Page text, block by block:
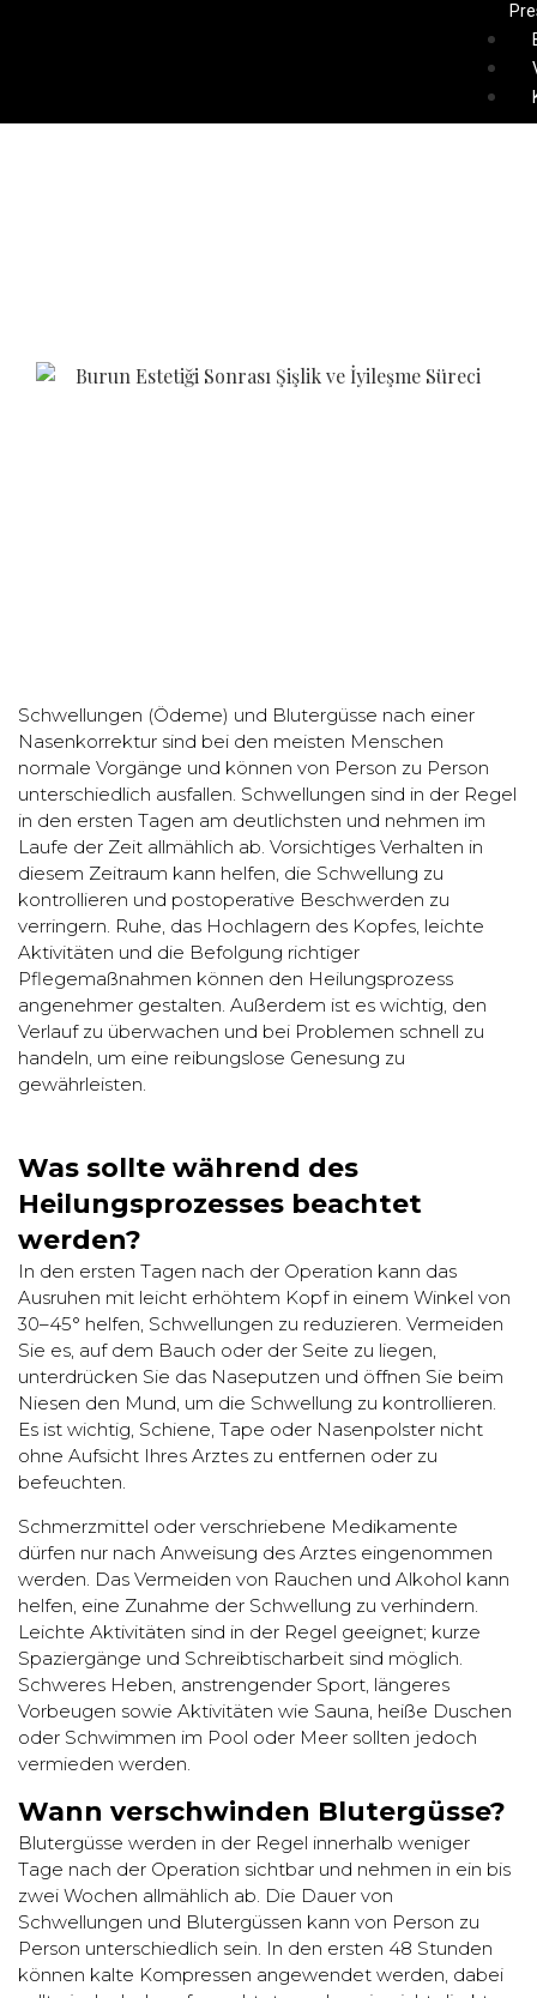
Schwellungen (Ödeme) und Blutergüsse nach einer
Nasenkorrektur sind bei den meisten Menschen
normale Vorgänge und können von Person zu Person
unterschiedlich ausfallen. Schwellungen sind in der Regel
in den ersten Tagen am deutlichsten und nehmen im
Laufe der Zeit allmählich ab. Vorsichtiges Verhalten in
diesem Zeitraum kann helfen, die Schwellung zu
kontrollieren und postoperative Beschwerden zu
verringern. Ruhe, das Hochlagern des Kopfes, leichte
Aktivitäten und die Befolgung richtiger
Pflegemaßnahmen können den Heilungsprozess
angenehmer gestalten. Außerdem ist es wichtig, den
Verlauf zu überwachen und bei Problemen schnell zu
handeln, um eine reibungslose Genesung zu
gewährleisten.
Was sollte während des
Heilungsprozesses beachtet
werden?
In den ersten Tagen nach der Operation kann das
Ausruhen mit leicht erhöhtem Kopf in einem Winkel von
30–45° helfen, Schwellungen zu reduzieren. Vermeiden
Sie es, auf dem Bauch oder der Seite zu liegen,
unterdrücken Sie das Naseputzen und öffnen Sie beim
Niesen den Mund, um die Schwellung zu kontrollieren.
Es ist wichtig, Schiene, Tape oder Nasenpolster nicht
ohne Aufsicht Ihres Arztes zu entfernen oder zu
befeuchten.
Schmerzmittel oder verschriebene Medikamente
dürfen nur nach Anweisung des Arztes eingenommen
werden. Das Vermeiden von Rauchen und Alkohol kann
helfen, eine Zunahme der Schwellung zu verhindern.
Leichte Aktivitäten sind in der Regel geeignet; kurze
Spaziergänge und Schreibtischarbeit sind möglich.
Schweres Heben, anstrengender Sport, längeres
Vorbeugen sowie Aktivitäten wie Sauna, heiße Duschen
oder Schwimmen im Pool oder Meer sollten jedoch
vermieden werden.
Wann verschwinden Blutergüsse?
Blutergüsse werden in der Regel innerhalb weniger
Tage nach der Operation sichtbar und nehmen in ein bis
zwei Wochen allmählich ab. Die Dauer von
Schwellungen und Blutergüssen kann von Person zu
Person unterschiedlich sein. In den ersten 48 Stunden
können kalte Kompressen angewendet werden, dabei